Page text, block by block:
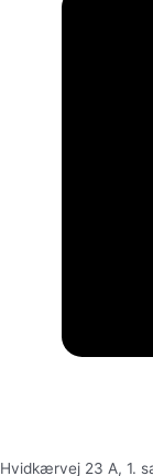
Hvidkærvej 23 A, 1.